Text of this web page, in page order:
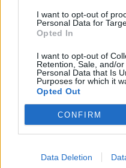
I want to opt-out of
Personal Data for
Opted In
I want to opt-out of
Retention, Sale, and/
Personal Data that Is
Purposes for which it
Opted Out
CONFIRM
Data Deletion
ações de
burlas, em especial as
associadas à prestação
Artigo anterior
Diretores das escolas de Vila Real
discutem, na UTAD, desafios e
oportunidades dos professores